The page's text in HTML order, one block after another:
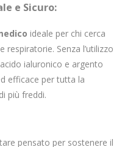
e Sicuro:
ideale per chi cerca
Senza l’utilizzo
ialuronico e argento
efficace per tutta la
più freddi.
pensato per sostenere il